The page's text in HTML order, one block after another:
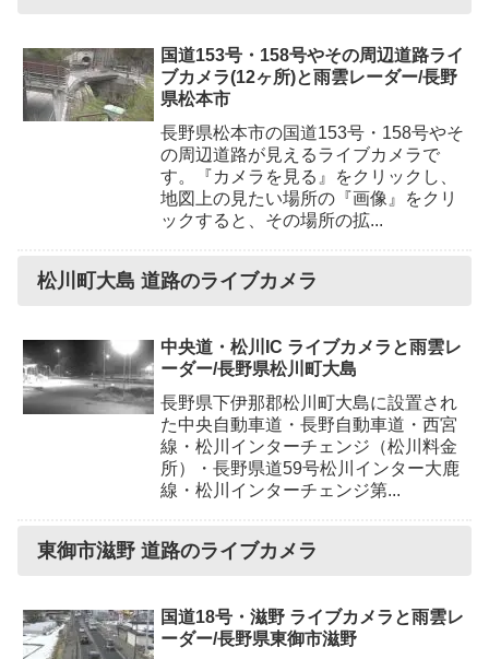
国道153号・158号やその周辺道路ライ
ブカメラ(12ヶ所)と雨雲レーダー/長野
県松本市
長野県松本市の国道153号・158号やそ
の周辺道路が見えるライブカメラで
す。『カメラを見る』をクリックし、
地図上の見たい場所の『画像』をクリ
ックすると、その場所の拡...
松川町大島 道路のライブカメラ
中央道・松川IC ライブカメラと雨雲レ
ーダー/長野県松川町大島
長野県下伊那郡松川町大島に設置され
た中央自動車道・長野自動車道・西宮
線・松川インターチェンジ（松川料金
所）・長野県道59号松川インター大鹿
線・松川インターチェンジ第...
東御市滋野 道路のライブカメラ
国道18号・滋野 ライブカメラと雨雲レ
ーダー/長野県東御市滋野